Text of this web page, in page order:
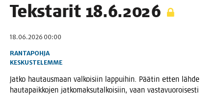
Teks­ta­rit 18.6.2026
18.06.2026 00:00
RANTAPOHJA
KESKUSTELEMME
Jat­ko hau­taus­maan val­koi­siin lap­pui­hin. Pää­tin etten läh­de
hau­ta­paik­ko­jen jat­ko­mak­su­tal­koi­siin, vaan vas­ta­vuo­roi­ses­ti